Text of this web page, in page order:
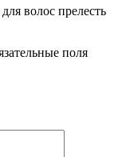
волос прелесть
поля